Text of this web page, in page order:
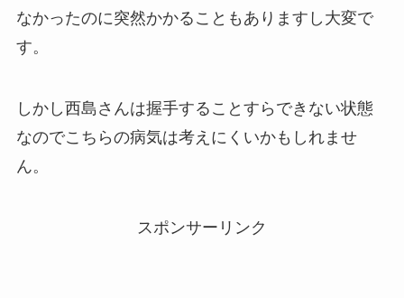
なかったのに突然かかることもありますし大変で
す。
しかし西島さんは握手することすらできない状態
なのでこちらの病気は考えにくいかもしれませ
ん。
スポンサーリンク